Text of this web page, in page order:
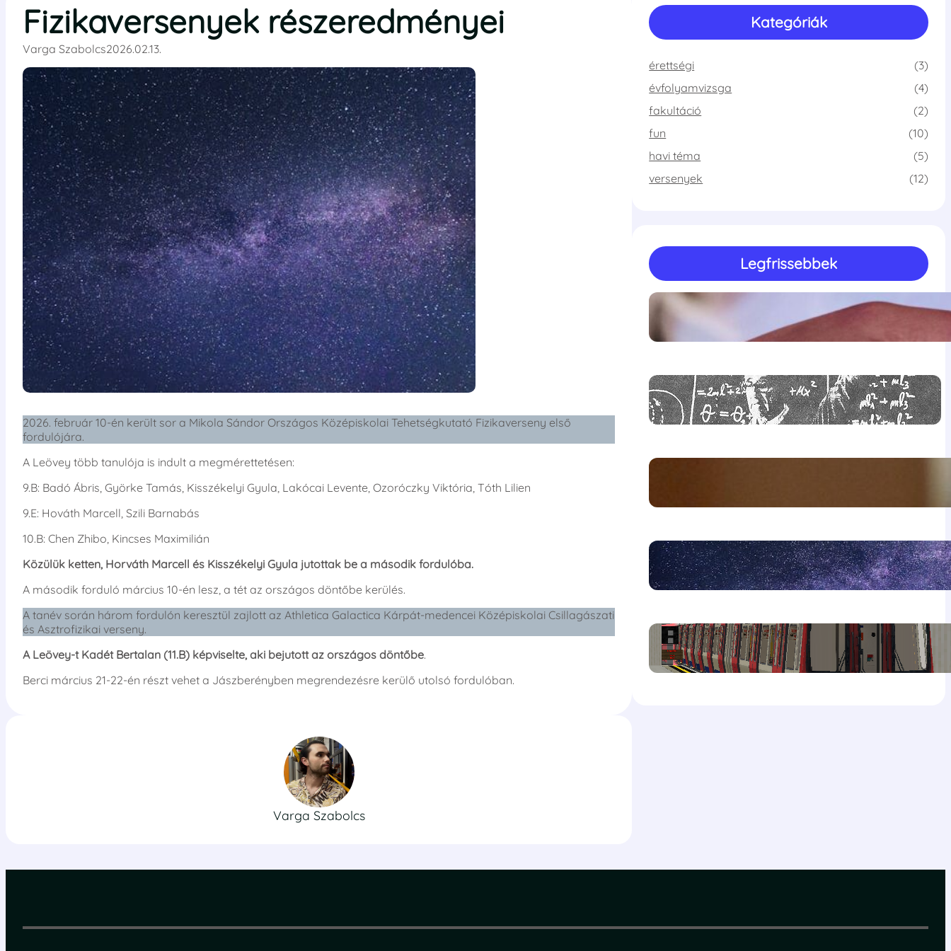
Fizikaversenyek részeredményei
Varga Szabolcs2026.02.13.
2026. február 10-én került sor a Mikola Sándor Országos Középiskolai Tehetségkutató Fizikaverseny első
fordulójára.
A Leövey több tanulója is indult a megmérettetésen:
9.B: Badó Ábris, Györke Tamás, Kisszékelyi Gyula, Lakócai Levente, Ozoróczky Viktória, Tóth Lilien
9.E: Hováth Marcell, Szili Barnabás
10.B: Chen Zhibo, Kincses Maximilián
Közülük ketten, Horváth Marcell és Kisszékelyi Gyula jutottak be a második fordulóba.
A második forduló március 10-én lesz, a tét az országos döntőbe kerülés.
A tanév során három fordulón keresztül zajlott az Athletica Galactica Kárpát-medencei Középiskolai Csillagászati
és Asztrofizikai verseny.
A Leövey-t Kadét Bertalan (11.B) képviselte, aki bejutott az országos döntőbe.
Berci március 21-22-én részt vehet a Jászberényben megrendezésre kerülő utolsó fordulóban.
Varga Szabolcs
Kategóriák
érettségi
(3)
évfolyamvizsga
(4)
fakultáció
(2)
fun
(10)
havi téma
(5)
versenyek
(12)
Legfrissebbek
Emelt fizika kísérletek megtekintése
Vermes Miklós Fizikaverseny 2026
Fizikaversenyek részeredményei
Novográd – Metróval a szovjet stílusú
metropoliszban